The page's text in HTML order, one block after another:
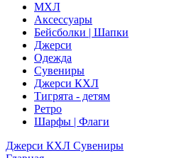
MXЛ
Аксессуары
Бейсболки | Шапки
Джерси
Одежда
Сувениры
Джерси КХЛ
Тигрята - детям
Ретро
Шарфы | Флаги
Джерси КХЛ Сувениры